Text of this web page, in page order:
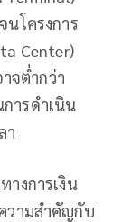
นโครงการ
Center)
จต่ำกว่า
ารดำเนิน
า
างการเงิน
วามสำคัญกับ